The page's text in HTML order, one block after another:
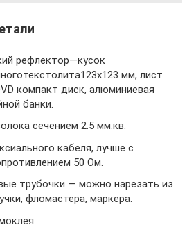
рефлектор—кусок
мм, лист
компакт диск, алюминиевая
банки.
сечением 2.5 мм.кв.
кабеля, лучше с
50 Ом.
трубочки — можно нарезать из
фломастера, маркера.